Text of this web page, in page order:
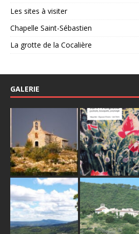
Les sites à visiter
Chapelle Saint-Sébastien
La grotte de la Cocalière
GALERIE